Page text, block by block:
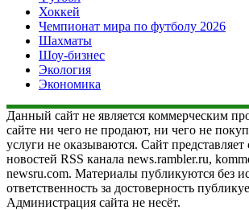
Хоккей
Чемпионат мира по футболу 2026
Шахматы
Шоу-бизнес
Экология
Экономика
Данный сайт не является коммерческим
сайте ни чего не продают, ни чего не
услуги не оказываются. Сайт представляет
новостей RSS канала news.rambler.ru,
newsru.com. Материалы публикуются без
ответственность за достоверность
Администрация сайта не несёт.